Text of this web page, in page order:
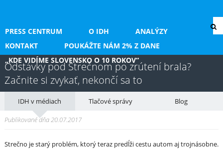
PRESS CENTRUM O IDH
ANALÝZY
KONTAKT
POUKÁŽTE NÁM 2% Z DANE
„KDE VIDÍME SLOVENSKO O 10 ROKOV“
Odstávky pod Strečnom po zrútení brala?
Začnite si zvykať, nekončí sa to
IDH v médiach Tlačové správy Blog
Publikované dňa 20.07.2017
Strečno je starý problém, ktorý teraz predĺži cestu autom aj trojnásobne.